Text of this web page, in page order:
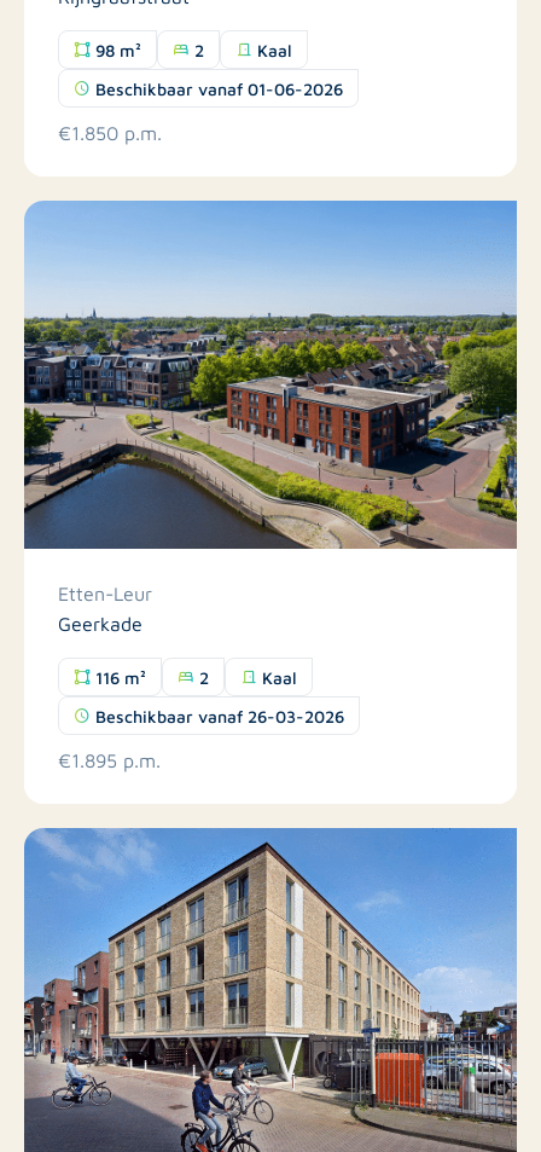
98 m² 2
Kaal
Beschikbaar vanaf 01-06-2026
€1.850 p.m.
Etten-Leur
Geerkade
116 m² 2
Kaal
Beschikbaar vanaf 26-03-2026
€1.895 p.m.